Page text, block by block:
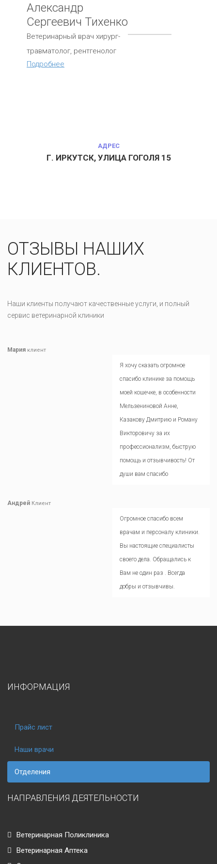
Александр
Сергеевич Тихенко
Ветеринарный врач хирург-
травматолог, рентгенолог
Подробнее
АДРЕС
Г. ИРКУТСК, УЛИЦА ГОГОЛЯ 15
ОТЗЫВЫ НАШИХ
КЛИЕНТОВ.
Наши клиенты получают качественные услуги, и полный
сервис ветеринарной клиники
Мария клиент
Я хочу сказать огромное
спасибо клинике за помощь
моей кошечке, в особенности
Мельзениновой Анне,
Казакову Дмитрию и Роману
Викторовичу за их
профессионализм, быструю
помощь и отзывчивость! От
души вам спасибо
Андрей Клиент
Огромное спасибо всем
врачам и персоналу клиники.
Вы настоящие специалисты
своего дела. Обращались к
Вам не один раз . Всегда
добры и отзывчивы.
ИНФОРМАЦИЯ
Прайс лист
Наши врачи
Отделения
НАПРАВЛЕНИЯ ДЕЯТЕЛЬНОСТИ
Ветеринарная Поликлиника
Ветеринарная Аптека